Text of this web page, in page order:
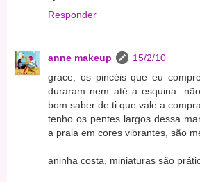
Responder
anne makeup
15/2/10
grace, os pincéis que eu
duraram nem até a esquina.
bom saber de ti que vale a compra.
tenho os pentes largos dessa
a praia em cores vibrantes, são
aninha costa, miniaturas são